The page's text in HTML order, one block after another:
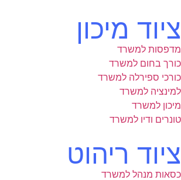
ציוד מיכון
מדפסות למשרד
כורך בחום למשרד
כורכי ספירלה למשרד
למינציה למשרד
מיכון למשרד
טונרים ודיו למשרד
ציוד ריהוט
כסאות מנהל למשרד